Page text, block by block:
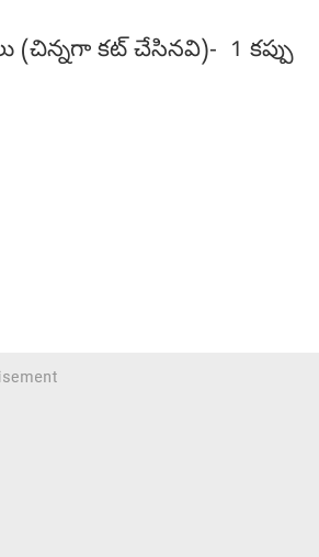
(చిన్నగా కట్ చేసినవి)- 1 కప్పు